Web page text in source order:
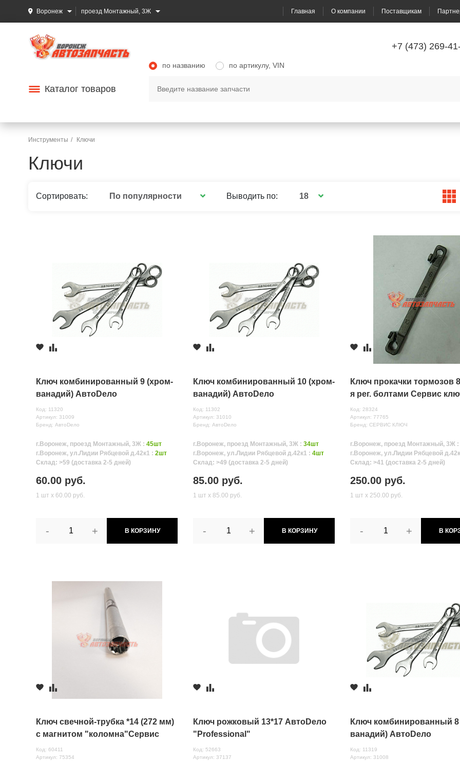
Воронеж проезд Монтажный, 3Ж Главная О компании Поставщикам
+7 (473) 269-
Каталог товаров
по названию по артикулу, VIN
Инструменты Ключи
Ключи
Сортировать: По популярности Выводить по: 18
Ключ комбинированный 9 (хром-
ванадий) АвтоDело
Код: 11320
Артикул: 31009
Бренд: АвтоDело
г.Воронеж, проезд Монтажный, 3Ж : 45шт
г.Воронеж, ул.Лидии Рябцевой д.42к1 : 2шт
Склад: >59 (доставка 2-5 дней)
60.00 руб.
1 шт х 60.00 руб.
- + В КОРЗИНУ
Ключ комбинированный 10 (хром-
ванадий) АвтоDело
Код: 11302
Артикул: 31010
Бренд: АвтоDело
г.Воронеж, проезд Монтажный, 3Ж :34шт
г.Воронеж, ул.Лидии Рябцевой д.42к1 :4шт
Склад: >49 (доставка 2-5 дней)
85.00 руб.
1 шт х 85.00 руб.
- + В КОРЗИНУ
Ключ прокачки тормозов
я рег. болтами Сервис
Код: 28324
Артикул: 77765
Бренд: СЕРВИС КЛЮЧ
г.Воронеж, проезд Монтажный, 3Ж
г.Воронеж, ул.Лидии Рябцевой
Склад: >41 (доставка 2-5 дней)
250.00 руб.
1 шт х 250.00 руб.
- + В
Ключ свечной-трубка *14 (272 мм)
с магнитом "коломна"Сервис
Ключ
Код: 60411
Артикул: 75354
Ключ рожковый 13*17 АвтоDело
"Professional"
Код: 52663
Артикул: 37137
Ключ комбинированный
ванадий) АвтоDело
Код: 11319
Артикул: 31008